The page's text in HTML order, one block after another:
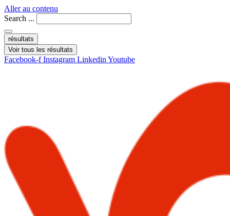
Aller au contenu
Search ...
résultats
Voir tous les résultats
Facebook-f Instagram Linkedin Youtube